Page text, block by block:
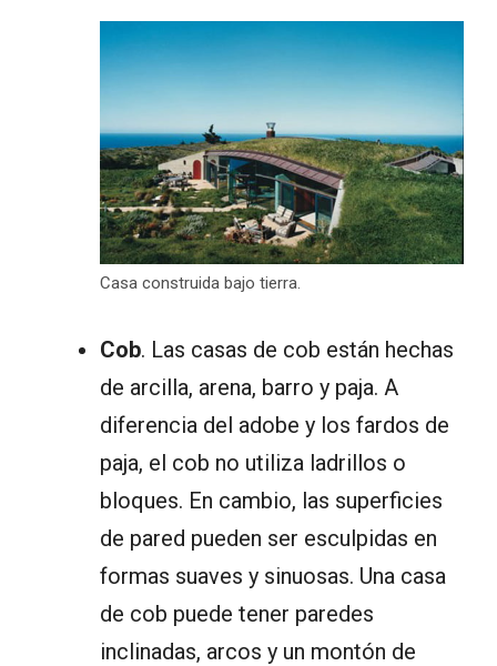
Casa construida bajo tierra.
Cob. Las casas de cob están hechas
de arcilla, arena, barro y paja. A
diferencia del adobe y los fardos de
paja, el cob no utiliza ladrillos o
bloques. En cambio, las superficies
de pared pueden ser esculpidas en
formas suaves y sinuosas. Una casa
de cob puede tener paredes
inclinadas, arcos y un montón de